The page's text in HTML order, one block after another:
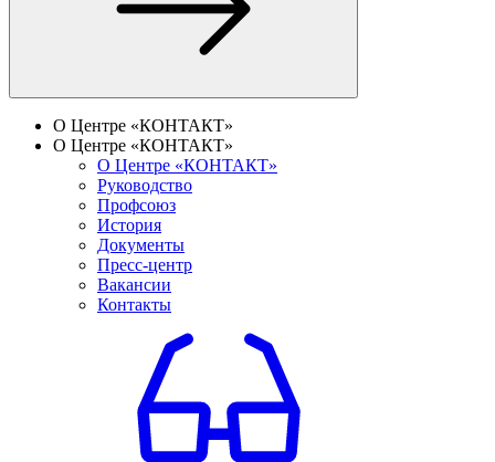
О Центре «КОНТАКТ»
О Центре «КОНТАКТ»
О Центре «КОНТАКТ»
Руководство
Профсоюз
История
Документы
Пресс-центр
Вакансии
Контакты